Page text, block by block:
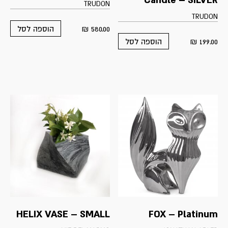
TRUDON
199.00
₪ הוספה לסל
TRUDON
580.00
₪ הוספה לסל
FOX – Platinum
HELIX VASE – SMALL